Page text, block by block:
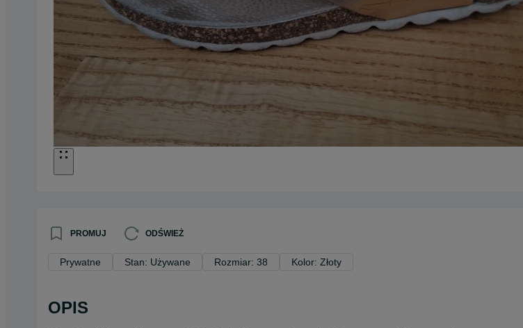
PROMUJ ODŚWIEŻ
Prywatne Stan: Używane Rozmiar: 38 Kolor: Złoty
OPIS